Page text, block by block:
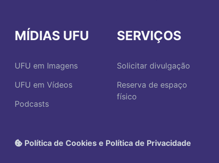
MÍDIAS UFU
UFU em Imagens
UFU em Vídeos
Podcasts
SERVIÇOS
Solicitar divulgação
Reserva de espaço
físico
Política de Cookies e Política de Privacidade